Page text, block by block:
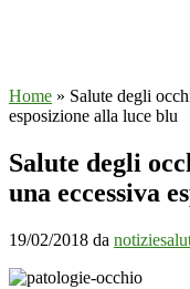
Home » Salute degli
esposizione alla luce blu
Salute degli
una eccessiva
19/02/2018 da